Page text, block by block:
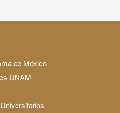
de México
UNAM